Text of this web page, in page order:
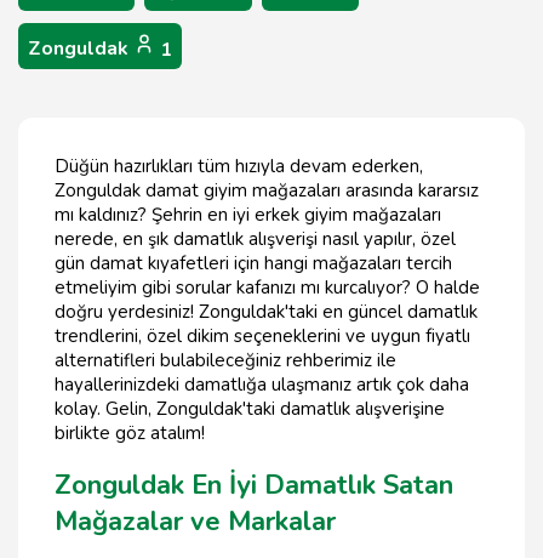
Zonguldak 1
Düğün hazırlıkları tüm hızıyla devam ederken,
Zonguldak damat giyim mağazaları arasında kararsız
mı kaldınız? Şehrin en iyi erkek giyim mağazaları
nerede, en şık damatlık alışverişi nasıl yapılır, özel
gün damat kıyafetleri için hangi mağazaları tercih
etmeliyim gibi sorular kafanızı mı kurcalıyor? O halde
doğru yerdesiniz! Zonguldak'taki en güncel damatlık
trendlerini, özel dikim seçeneklerini ve uygun fiyatlı
alternatifleri bulabileceğiniz rehberimiz ile
hayallerinizdeki damatlığa ulaşmanız artık çok daha
kolay. Gelin, Zonguldak'taki damatlık alışverişine
birlikte göz atalım!
Zonguldak En İyi Damatlık Satan
Mağazalar ve Markalar